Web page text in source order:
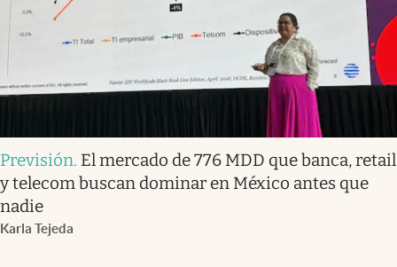
Previsión. El mercado de 776 MDD que banca, retail
y telecom buscan dominar en México antes que
nadie
Karla Tejeda